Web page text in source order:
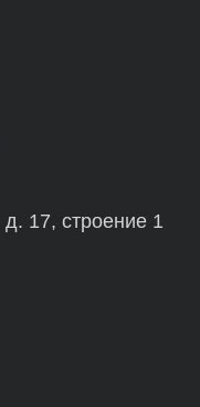
17, строение 1